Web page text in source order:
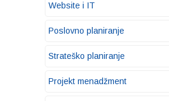
Website i IT
Poslovno planiranje
Strateško planiranje
Projekt menadžment